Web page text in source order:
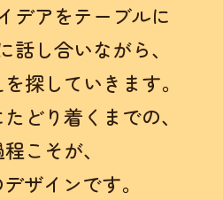
デアをテーブルに
話し合いながら、
探していきます。
どり着くまでの、
こそが、
ザインです。